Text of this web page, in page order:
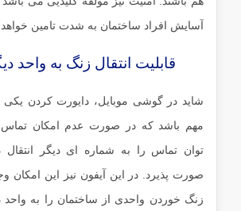
آسایش افراد ساختمان به شدت تامین
قابلیت انتقال زنگ به واحد
شاید در گوشی موبایل، دایورت کردن
مهم باشد که در صورت عدم امکان
توان تماس را به شماره ای دیگر انتقال
صورت پذیرد. در این آیفون نیز این امکان
زنگ خوردن واحدی از ساختمان را به واحد